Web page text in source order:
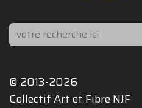
Rechercher
© 2013-2026
Collectif Art et Fibre NJF